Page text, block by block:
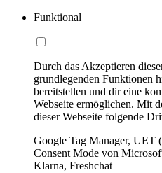
Funktional
Durch das Akzeptieren
grundlegenden Funktionen
bereitstellen und dir eine
Webseite ermöglichen. Mit
dieser Webseite folgende
Google Tag Manager, UET
Consent Mode von
Klarna, Freshchat